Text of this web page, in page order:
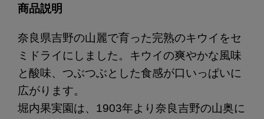
商品説明
奈良県吉野の山麗で育った完熟のキウイをセ
ミドライにしました。キウイの爽やかな風味
と酸味、つぶつぶとした食感が口いっぱいに
広がります。
堀内果実園は、1903年より奈良吉野の山奥に